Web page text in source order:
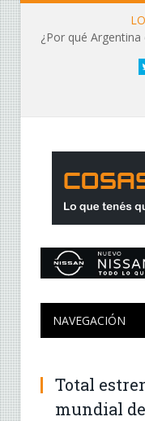
¿Por qué
NAVEGACIÓN
Total
mundial